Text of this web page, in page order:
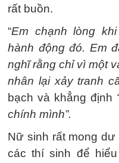
rất buồn.
“Em chạnh lòng
hành động đó. Em
nghĩ rằng chỉ vì một
nhân lại xảy tranh
bạch và khẳng định
chính mình”.
Nữ sinh rất mong
các thí sinh để